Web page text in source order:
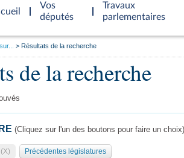
Vos
députés
Travaux
parlementaires
Résultats de la recherche
de la recherche
(Cliquez sur l'un des boutons pour faire un choix)
Précédentes législatures